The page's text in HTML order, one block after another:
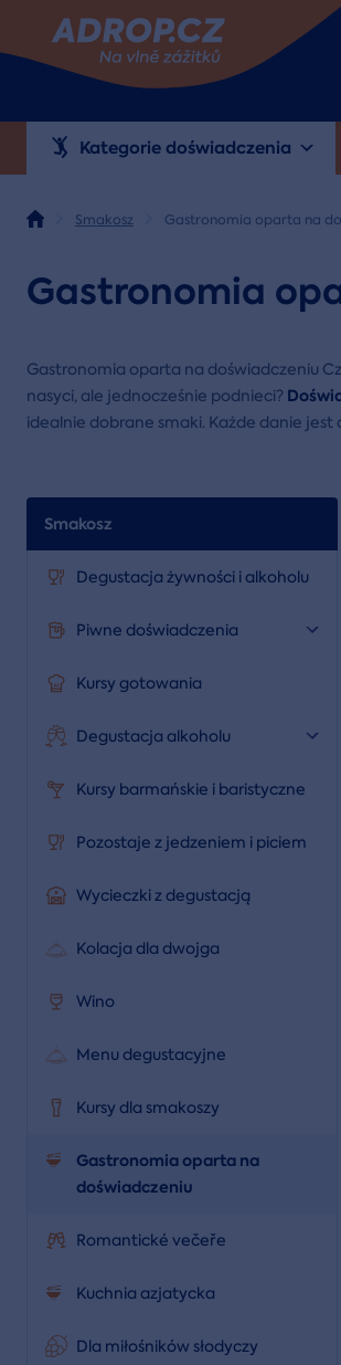
Kategorie doświadczenia
Smakosz Gastronomia oparta na
Gastronomia
Gastronomia oparta na doświadczeniu
nasyci, ale jednocześnie podnieci?
idealnie dobrane smaki. Każde danie jest
Smakosz
Degustacja żywności i alkoholu
Piwne doświadczenia
Kursy gotowania
Degustacja alkoholu
Kursy barmańskie i baristyczne
Pozostaje z jedzeniem i piciem
Wycieczki z degustacją
Kolacja dla dwojga
Wino
Menu degustacyjne
Kursy dla smakoszy
Gastronomia oparta na
doświadczeniu
Romantické večeře
Kuchnia azjatycka
Dla miłośników słodyczy